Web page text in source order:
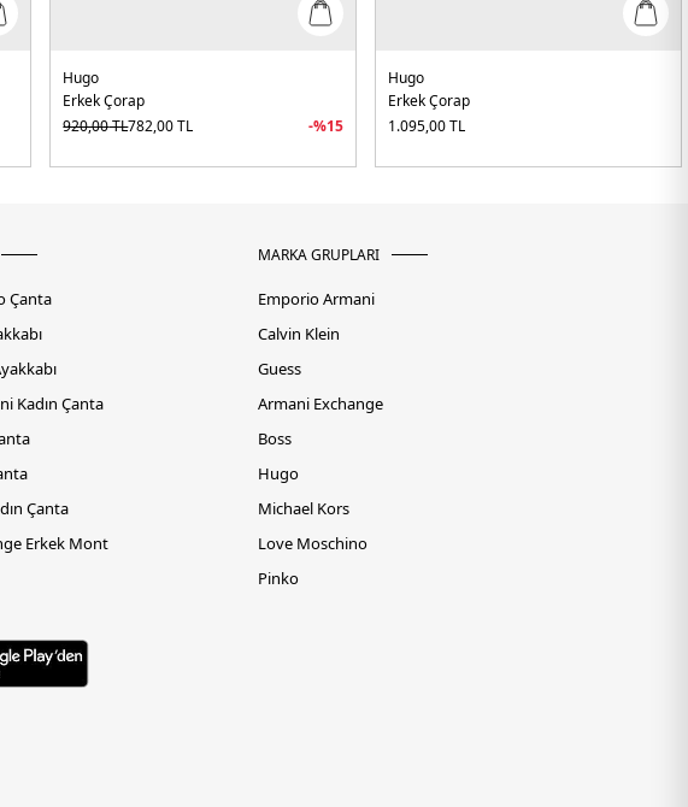
Hugo
Erkek Çorap
920,00TL782,00TL -%15
Hugo
Erkek Çorap
1.095,00TL
Çanta
Kadın Çanta
Çanta
Erkek Mont
MARKA GRUPLARI
Emporio Armani
Calvin Klein
Guess
Armani Exchange
Boss
Hugo
Michael Kors
Love Moschino
Pinko